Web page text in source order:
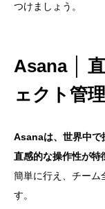
つけましょう。
Asana │
ェクト管
Asanaは、世界中で
直感的な操作性が特
簡単に行え、チーム
す。